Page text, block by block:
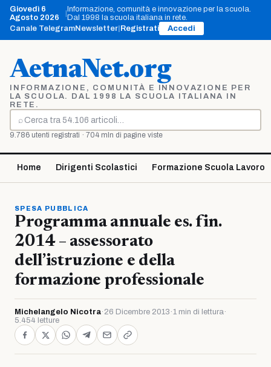
Vai
contenuto
Giovedì 6
Agosto 2026
Informazione, comunità e innovazione per la scuola.
Dal 1998 la scuola italiana in rete.
Canale TelegramNewsletter Registrati Accedi
AetnaNet.org
INFORMAZIONE, COMUNITÀ E INNOVAZIONE PER
LA SCUOLA. DAL 1998 LA SCUOLA ITALIANA IN
RETE.
⌕
Cerca
9.786 utenti registrati · 704 mln di pagine viste
Home Dirigenti Scolastici Formazione Scuola Lavoro
SPESA PUBBLICA
Programma annuale es. fin.
2014 – assessorato
dell’istruzione e della
formazione professionale
Michelangelo Nicotra· 26 Dicembre 2013 ·1 min di lettura·
5.454 letture